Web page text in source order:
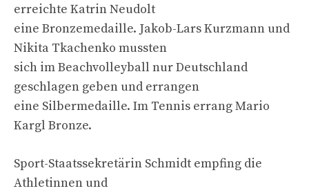
erreichte Katrin Neudolt
eine Bronzemedaille. Jakob-Lars Kurzmann und
Nikita Tkachenko mussten
sich im Beachvolleyball nur Deutschland
geschlagen geben und errangen
eine Silbermedaille. Im Tennis errang Mario
Kargl Bronze.
Sport-Staatssekretärin Schmidt empfing die
Athletinnen und